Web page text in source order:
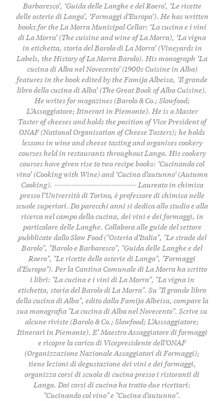
Barbaresco’, ‘Guida delle Langhe e del Roero’, ‘Le ricette
delle osterie di Langa’, ‘Formaggi d’Europa’). He has written
books for the La Morra Municipal Cellar: ‘La cucina e i vini
di La Morra’ (The cuisine and wine of La Morra), ‘La vigna
in etichetta, storia del Barolo di La Morra’ (Vineyards in
Labels, the History of La Morra Barolo). His monograph ‘La
cucina di Alba nel Novecento’ (1900s Cuisine in Alba)
features in the book edited by the Famija Albeisa, ‘Il grande
libro della cucina di Alba’ (The Great Book of Alba Cuisine).
He writes for magazines (Barolo & Co.; Slowfood;
L’Assaggiatore; Itinerari in Piemonte). He is a Master
Taster of cheeses and holds the position of Vice President of
ONAF (National Organisation of Cheese Tasters); he holds
lessons in wine and cheese tasting and organises cookery
courses held in restaurants throughout Langa. His cookery
courses have given rise to two recipe books: ‘Cucinando col
vino’ (Cooking with Wine) and ‘Cucina d’autunno’ (Autumn
Cooking). --------------------------------- Laureato in chimica
presso l’Università di Torino, è professore di chimica nelle
scuole superiori. Da parecchi anni si dedica allo studio e alla
ricerca nel campo della cucina, dei vini e dei formaggi, in
particolare delle Langhe. Collabora alle guide del settore
pubblicate dallo Slow Food ("Osteria d’Italia", "Le strade del
Barolo", "Barolo e Barbaresco", "Guida delle Langhe e del
Roero", "Le ricette delle osterie di Langa", "Formaggi
d’Europa"). Per la Cantina Comunale di La Morra ha scritto
i libri: "La cucina e i vini di La Morra", "La vigna in
etichetta, storia del Barolo di La Morra". Su "Il grande libro
della cucina di Alba", edito dalla Famija Albeisa, compare la
sua monografia "La cucina di Alba nel Novecento". Scrive su
alcune riviste (Barolo & Co.; Slowfood; L’Asssaggiatore;
Itinerari in Piemonte). E’ Maestro Assaggiatore di formaggi
e ricopre la carica di Vicepresidente dell’ONAF
(Organizzazione Nazionale Assaggiatori di Formaggi);
tiene lezioni di degustazione dei vini e dei formaggi,
organizza corsi di scuola di cucina presso i ristoranti di
Langa. Dai corsi di cucina ha tratto due ricettari:
"Cucinando col vino" e "Cucina d’autunno".